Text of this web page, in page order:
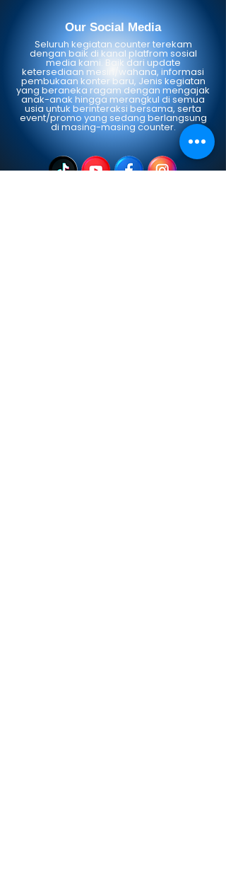
Our Social Media
Seluruh kegiatan counter terekam
dengan baik di kanal platfrom sosial
media kami. Baik dari update
ketersediaan mesin/wahana, informasi
pembukaan konter baru, Jenis kegiatan
yang beraneka ragam dengan mengajak
anak-anak hingga merangkul di semua
usia untuk berinteraksi bersama, serta
event/promo yang sedang berlangsung
di masing-masing counter.